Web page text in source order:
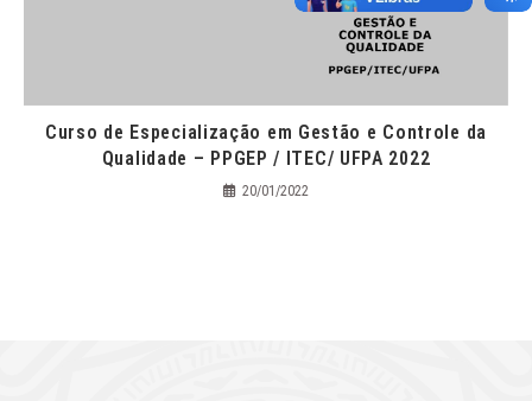
Curso de Especialização em Gestão e Controle da
Qualidade – PPGEP / ITEC/ UFPA 2022
20/01/2022